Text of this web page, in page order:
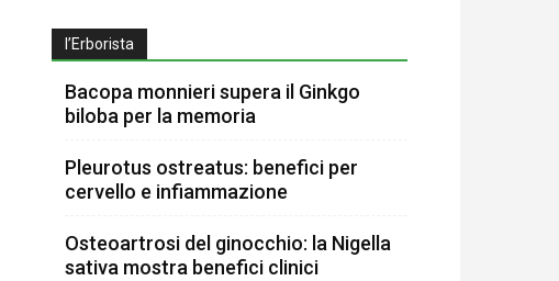
l’Erborista
Bacopa monnieri supera il Ginkgo
biloba per la memoria
Pleurotus ostreatus: benefici per
cervello e infiammazione
Osteoartrosi del ginocchio: la Nigella
sativa mostra benefici clinici